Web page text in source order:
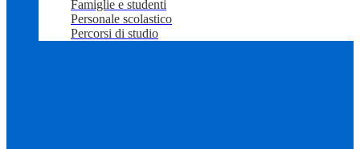
Famiglie e studenti
Personale scolastico
Percorsi di studio